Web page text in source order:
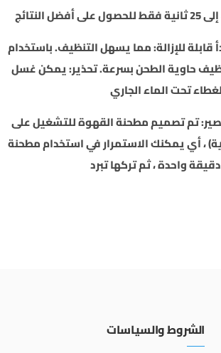
قابلة للإزالة: مما يسهل التنظيف. باستخدام
حاوية الطحن بسرعة. تحذير: يمكن غسل
تحت الماء الجاري
تم تصميم مطحنة القهوة للتشغيل على
القصير (في غضون 60 ثانية) ، أي يمكنك الاستمرار في استخدام مطحنة
واحدة ، ثم تركها تبرد
الشروط والسياسات